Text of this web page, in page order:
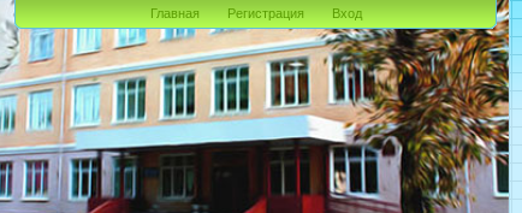
Главная Регистрация Вход